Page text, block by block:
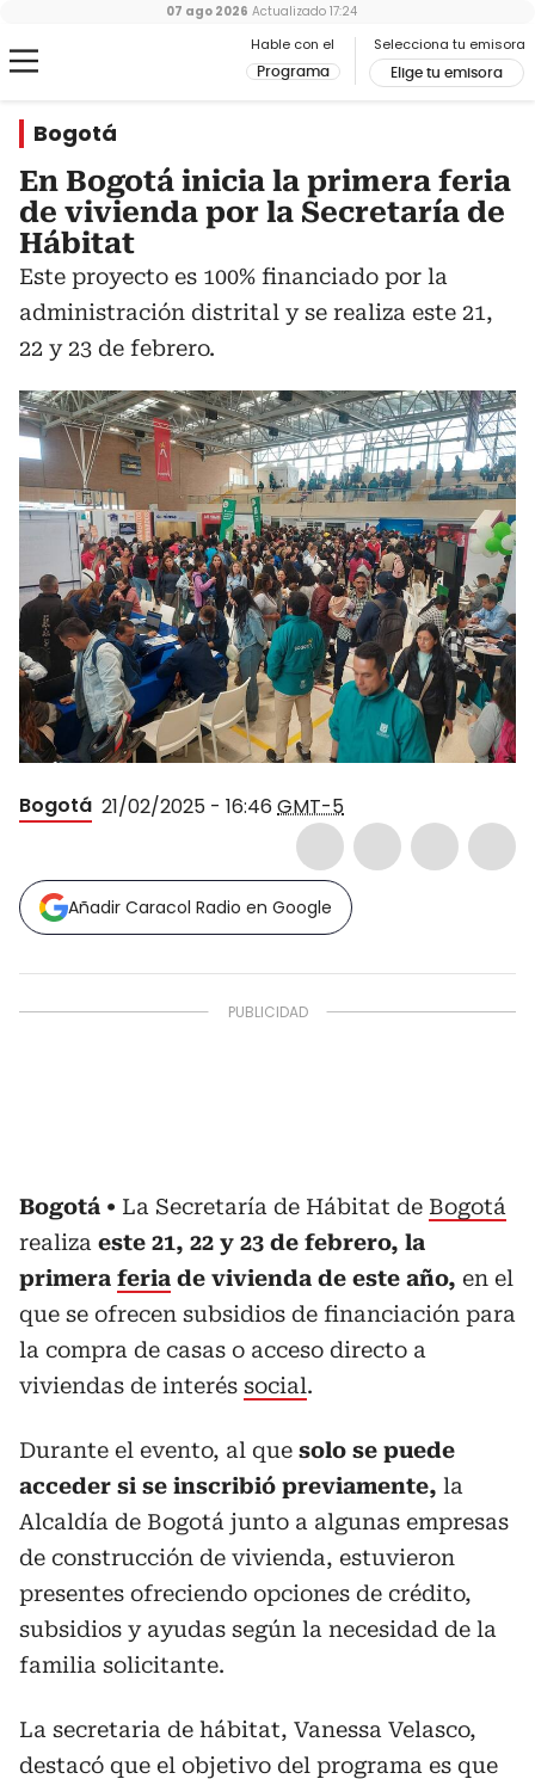
Hable con el
Programa
Selecciona tu emisora
Elige tu emisora
07 ago 2026 Actualizado 17:24
Bogotá
En Bogotá inicia la primera feria
de vivienda por la Secretaría de
Hábitat
Este proyecto es 100% financiado por la
administración distrital y se realiza este 21,
22 y 23 de febrero.
Bogotá 21/02/2025 - 16:46 GMT-5
Añadir Caracol Radio en Google
Bogotá La Secretaría de Hábitat de Bogotá
realiza este 21, 22 y 23 de febrero, la
primera feria de vivienda de este año, en el
que se ofrecen subsidios de financiación para
la compra de casas o acceso directo a
viviendas de interés social.
Durante el evento, al que solo se puede
acceder si se inscribió previamente, la
Alcaldía de Bogotá junto a algunas empresas
de construcción de vivienda, estuvieron
presentes ofreciendo opciones de crédito,
subsidios y ayudas según la necesidad de la
familia solicitante.
La secretaria de hábitat, Vanessa Velasco,
destacó que el objetivo del programa es que